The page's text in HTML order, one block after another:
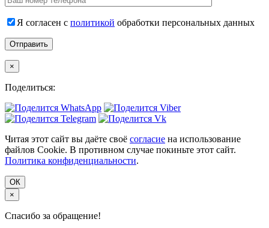
Я согласен с политикой обработки персональных данных
×
Поделиться:
Читая этот сайт вы даёте своё согласие на использование
файлов Cookie. В противном случае покиньте этот сайт.
Политика конфиденциальности.
ОК
×
Спасибо за обращение!